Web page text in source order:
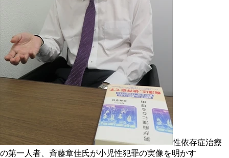
性依存症治療
の第一人者、斉藤章佳氏が小児性犯罪の実像を明かす